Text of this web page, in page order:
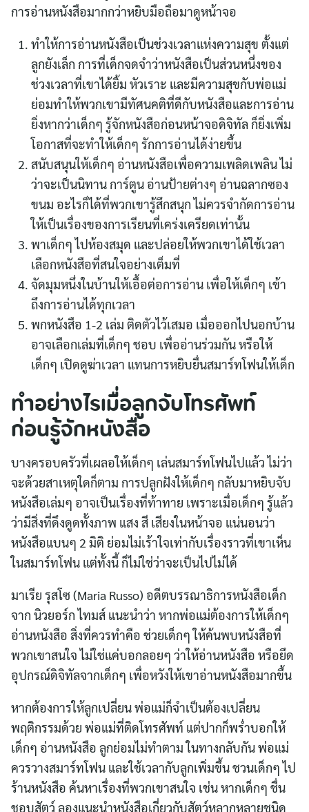
Search
for:
การอ่านหนังสือมากกว่าหยิบมือถือมาดูหน้าจอ
ทำให้การอ่านหนังสือเป็นช่วงเวลาแห่งความสุข ตั้งแต่
ลูกยังเล็ก การที่เด็กจดจำว่าหนังสือเป็นส่วนหนึ่งของ
ช่วงเวลาที่เขาได้ยิ้ม หัวเราะ และมีความสุขกับพ่อแม่
ย่อมทำให้พวกเขามีทัศนคติที่ดีกับหนังสือและการอ่าน
ยิ่งหากว่าเด็กๆ รู้จักหนังสือก่อนหน้าจอดิจิทัล ก็ยิ่งเพิ่ม
โอกาสที่จะทำให้เด็กๆ รักการอ่านได้ง่ายขึ้น
สนับสนุนให้เด็กๆ อ่านหนังสือเพื่อความเพลิดเพลิน ไม่
ว่าจะเป็นนิทาน การ์ตูน อ่านป้ายต่างๆ อ่านฉลากซอง
ขนม อะไรก็ได้ที่พวกเขารู้สึกสนุก ไม่ควรจำกัดการอ่าน
ให้เป็นเรื่องของการเรียนที่เคร่งเครียดเท่านั้น
พาเด็กๆ ไปห้องสมุด และปล่อยให้พวกเขาได้ใช้เวลา
เลือกหนังสือที่สนใจอย่างเต็มที่
จัดมุมหนึ่งในบ้านให้เอื้อต่อการอ่าน เพื่อให้เด็กๆ เข้า
ถึงการอ่านได้ทุกเวลา
พกหนังสือ 1-2 เล่ม ติดตัวไว้เสมอ เมื่อออกไปนอกบ้าน
อาจเลือกเล่มที่เด็กๆ ชอบ เพื่ออ่านร่วมกัน หรือให้
เด็กๆ เปิดดูฆ่าเวลา แทนการหยิบยื่นสมาร์ทโฟนให้เด็ก
ทำอย่างไรเมื่อลูกจับโทรศัพท์
ก่อนรู้จักหนังสือ
บางครอบครัวที่เผลอให้เด็กๆ เล่นสมาร์ทโฟนไปแล้ว ไม่ว่า
จะด้วยสาเหตุใดก็ตาม การปลูกฝังให้เด็กๆ กลับมาหยิบจับ
หนังสือเล่มๆ อาจเป็นเรื่องที่ท้าทาย เพราะเมื่อเด็กๆ รู้แล้ว
ว่ามีสิ่งที่ดึงดูดทั้งภาพ แสง สี เสียงในหน้าจอ แน่นอนว่า
หนังสือแบนๆ 2 มิติ ย่อมไม่เร้าใจเท่ากับเรื่องราวที่เขาเห็น
ในสมาร์ทโฟน แต่ทั้งนี้ ก็ไม่ใช่ว่าจะเป็นไปไม่ได้
มาเรีย รุสโซ (Maria Russo) อดีตบรรณาธิการหนังสือเด็ก
จาก นิวยอร์ก ไทมส์ แนะนำว่า หากพ่อแม่ต้องการให้เด็กๆ
อ่านหนังสือ สิ่งที่ควรทำคือ ช่วยเด็กๆ ให้ค้นพบหนังสือที่
พวกเขาสนใจ ไม่ใช่แค่บอกลอยๆ ว่าให้อ่านหนังสือ หรือยึด
อุปกรณ์ดิจิทัลจากเด็กๆ เพื่อหวังให้เขาอ่านหนังสือมากขึ้น
หากต้องการให้ลูกเปลี่ยน พ่อแม่ก็จำเป็นต้องเปลี่ยน
พฤติกรรมด้วย พ่อแม่ที่ติดโทรศัพท์ แต่ปากก็พร่ำบอกให้
เด็กๆ อ่านหนังสือ ลูกย่อมไม่ทำตาม ในทางกลับกัน พ่อแม่
ควรวางสมาร์ทโฟน และใช้เวลากับลูกเพิ่มขึ้น ชวนเด็กๆ ไป
ร้านหนังสือ ค้นหาเรื่องที่พวกเขาสนใจ เช่น หากเด็กๆ ชื่น
ชอบสัตว์ ลองแนะนำหนังสือเกี่ยวกับสัตว์หลากหลายชนิด